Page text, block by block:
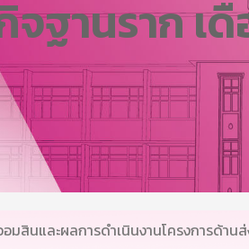
จฐานราก เ
มสินและผลการดำเนินงานโครงการด้า